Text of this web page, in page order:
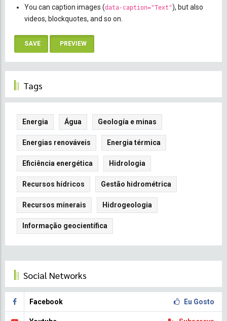
You can caption images (data-caption="Text"), but also
videos, blockquotes, and so on.
Tags
Energia Água Geología e minas
Energias renováveis Energia térmica
Eficiência energética Hidrologia
Recursos hídricos Gestão hidrométrica
Recursos minerais Hidrogeologia
Informação geocientífica
Social Networks
Facebook Eu Gosto